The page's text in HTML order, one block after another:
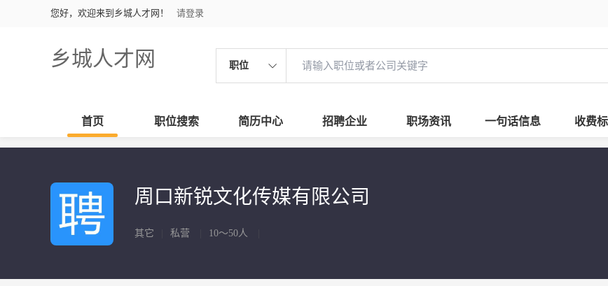
您好，欢迎来到乡城人才网！ 请登录
乡城人才网 职位
首页 职位搜索 简历中心 招聘企业 职场资讯 一句话信息 收费
周口新锐文化传媒有限公司
其它 私营 10～50人